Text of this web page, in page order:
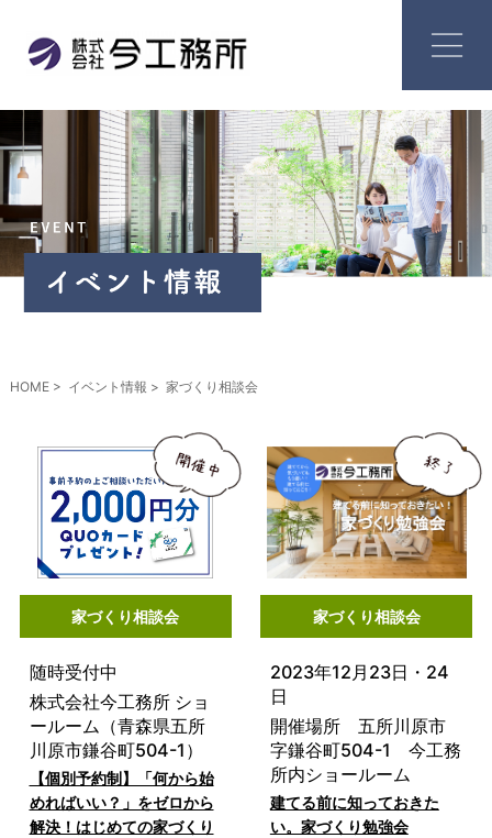
HOME イベント情報 家づくり相談会
家づくり相談会
随時受付中
株式会社今工務所 ショ
ールーム（青森県五所
川原市鎌谷町504-1）
【個別予約制】「何から始
めればいい？」をゼロから
解決！はじめての家づくり
家づくり相談会
2023年12月23日・24
日
開催場所 五所川原市
字鎌谷町504-1 今工務
所内ショールーム
建てる前に知っておきた
い。家づくり勉強会